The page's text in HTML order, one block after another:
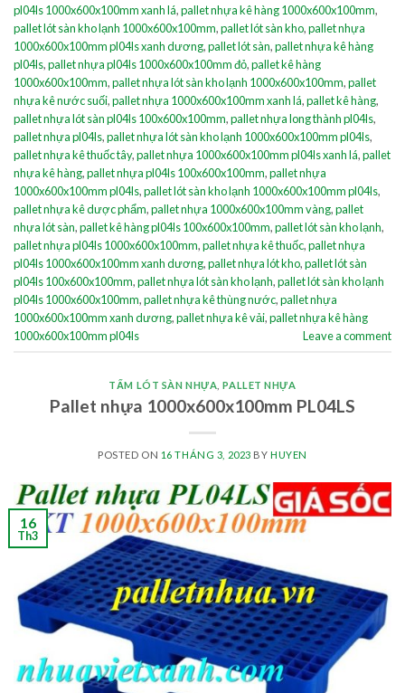
pl04ls 1000x600x100mm xanh lá,pallet nhựa kê hàng 1000x600x100mm,
pallet lót sàn kho lạnh 1000x600x100mm,pallet lót sàn kho,pallet nhựa
1000x600x100mm pl04ls xanh dương,pallet lót sàn,pallet nhựa kê hàng
pl04ls,pallet nhựa pl04ls 1000x600x100mm đỏ,pallet kê hàng
1000x600x100mm,pallet nhựa lót sàn kho lạnh 1000x600x100mm,pallet
nhựa kê nước suối,pallet nhựa 1000x600x100mm xanh lá,pallet kê hàng,
pallet nhựa lót sàn pl04ls 100x600x100mm,pallet nhựa long thành pl04ls,
pallet nhựa pl04ls,pallet nhựa lót sàn kho lạnh 1000x600x100mm pl04ls,
pallet nhựa kê thuốc tây,pallet nhựa 1000x600x100mm pl04ls xanh lá,pallet
nhựa kê hàng,pallet nhựa pl04ls 100x600x100mm,pallet nhựa
1000x600x100mm pl04ls,pallet lót sàn kho lạnh 1000x600x100mm pl04ls,
pallet nhựa kê dược phẩm,pallet nhựa 1000x600x100mm vàng,pallet
nhựa lót sàn,pallet kê hàng pl04ls 100x600x100mm,pallet lót sàn kho lạnh,
pallet nhựa pl04ls 1000x600x100mm,pallet nhựa kê thuốc,pallet nhựa
pl04ls 1000x600x100mm xanh dương,pallet nhựa lót kho,pallet lót sàn
pl04ls 100x600x100mm,pallet nhựa lót sàn kho lạnh,pallet lót sàn kho lạnh
pl04ls 1000x600x100mm,pallet nhựa kê thùng nước,pallet nhựa
1000x600x100mm xanh dương,pallet nhựa kê vải,pallet nhựa kê hàng
1000x600x100mm pl04ls
Leave a comment
TẤM LÓT SÀN NHỰA ,PALLET NHỰA
Pallet nhựa 1000x600x100mm PL04LS
POSTED ON 16 THÁNG 3, 2023 BY HUYEN
16
Th3